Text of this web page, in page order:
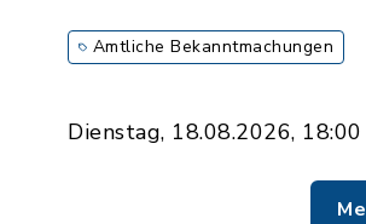
Amtliche Bekanntmachungen
Dienstag, 18.08.2026,